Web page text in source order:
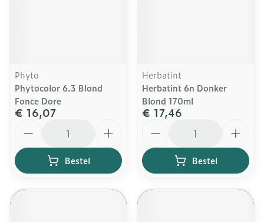
Phyto
Phytocolor 6.3 Blond
Fonce Dore
€ 16,07
Bestel
Herbatint
Herbatint 6n Donker
Blond 170ml
€ 17,46
Bestel